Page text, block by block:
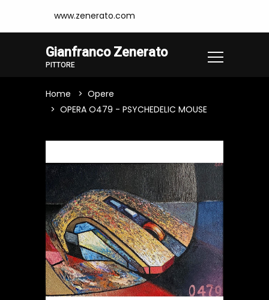
www.zenerato.com
Gianfranco Zenerato
PITTORE
Home
Opere
OPERA O479 - PSYCHEDELIC MOUSE